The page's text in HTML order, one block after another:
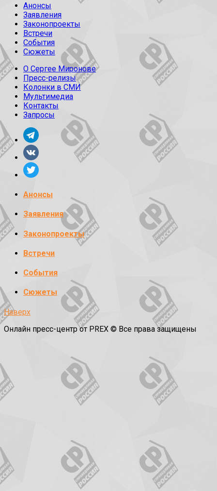
Анонсы
Заявления
Законопроекты
Встречи
События
Сюжеты
О Сергее Миронове
Пресс-релизы
Колонки в СМИ
Мультимедиа
Контакты
Запросы
Анонсы
Заявления
Законопроекты
Встречи
События
Сюжеты
Наверх
Онлайн пресс-центр от PREX © Все права защищены